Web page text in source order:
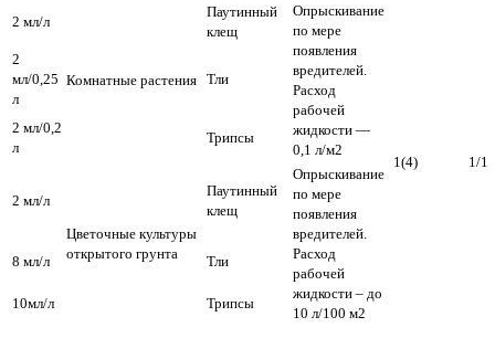
2 мл/л
Комнатные растения
Паутинный
клещ
Опрыскивание
по мере
появления
вредителей.
Расход
рабочей
жидкости —
0,1 л/м2
1(4) 1/1
2
мл/0,25
л
Тли
2 мл/0,2
л
Трипсы
2 мл/л
Цветочные культуры
открытого грунта
Паутинный
клещ
Опрыскивание
по мере
появления
вредителей.
Расход
рабочей
жидкости – до
10 л/100 м2
8 мл/л Тли
10мл/л Трипсы